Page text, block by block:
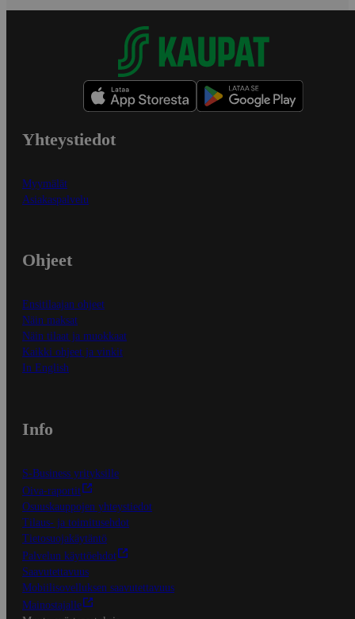
Yhteystiedot
Myymälät
Asiakaspalvelu
Ohjeet
Ensitilaajan ohjeet
Näin maksat
Näin tilaat ja muokkaat
Kaikki ohjeet ja vinkit
In English
Info
S-Business yrityksille
Oiva-raportit
Osuuskauppojen yhteystiedot
Tilaus- ja toimitusehdot
Tietosuojakäytäntö
Palvelun käyttöehdot
Saavutettavuus
Mobiilisovelluksen saavutettavuus
Mainostajalle